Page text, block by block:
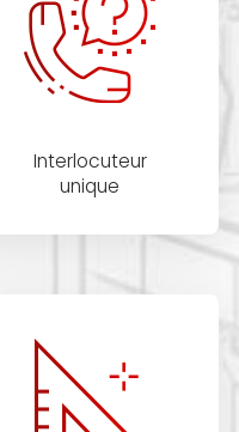
Interlocuteur
unique